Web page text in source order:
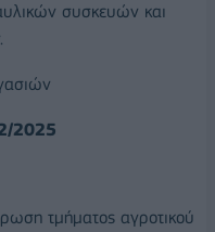
συσκευών και
2025
τμήματος αγροτικού